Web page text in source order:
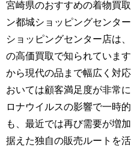
宮崎県のおすすめの着物買
ン都城ショッピングセンタ
ショッピングセンター店は
の高価買取で知られていま
から現代の品まで幅広く対
おいては顧客満足度が非常
ロナウイルスの影響で一時
も、最近では再び需要が増
据えた独自の販売ルートを活